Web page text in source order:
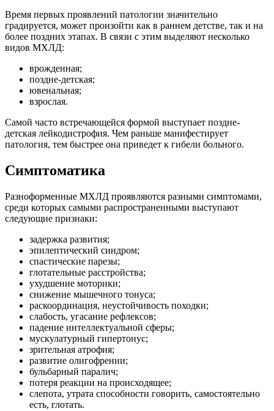
Время первых проявлений патологии значительно
градируется, может произойти как в раннем детстве, так и на
более поздних этапах. В связи с этим выделяют несколько
видов МХЛД:
врожденная;
поздне-детская;
ювенальная;
взрослая.
Самой часто встречающейся формой выступает поздне-
детская лейкодистрофия. Чем раньше манифестирует
патология, тем быстрее она приведет к гибели больного.
Симптоматика
Разноформенные МХЛД проявляются разными симптомами,
среди которых самыми распространенными выступают
следующие признаки:
задержка развития;
эпилептический синдром;
спастические парезы;
глотательные расстройства;
ухудшение моторики;
снижение мышечного тонуса;
раскоординация, неустойчивость походки;
слабость, угасание рефлексов;
падение интеллектуальной сферы;
мускулатурный гипертонус;
зрительная атрофия;
развитие олигофрении;
бульбарный паралич;
потеря реакции на происходящее;
слепота, утрата способности говорить, самостоятельно
есть, глотать.